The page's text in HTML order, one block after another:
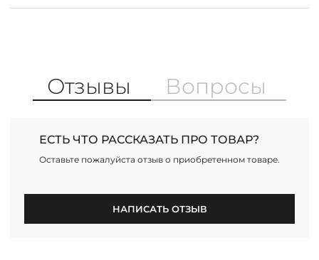
Отзывы Вопросы
ЕСТЬ ЧТО РАССКАЗАТЬ ПРО ТОВАР?
Оставьте пожалуйста отзыв о приобретенном товаре.
НАПИСАТЬ ОТЗЫВ